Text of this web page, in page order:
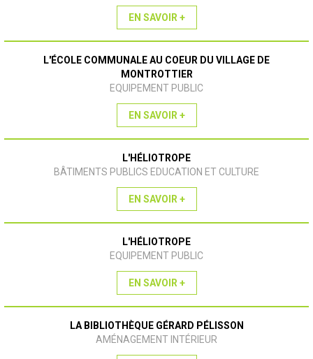
EN SAVOIR +
L'ÉCOLE COMMUNALE AU COEUR DU VILLAGE DE
MONTROTTIER
EQUIPEMENT PUBLIC
EN SAVOIR +
L'HÉLIOTROPE
BÂTIMENTS PUBLICS EDUCATION ET CULTURE
EN SAVOIR +
L'HÉLIOTROPE
EQUIPEMENT PUBLIC
EN SAVOIR +
LA BIBLIOTHÈQUE GÉRARD PÉLISSON
AMÉNAGEMENT INTÉRIEUR